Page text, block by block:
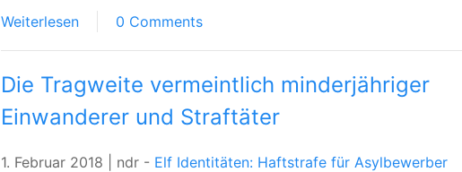
Weiterlesen 0 Comments
Die Tragweite vermeintlich minderjähriger
Einwanderer und Straftäter
1. Februar 2018 | ndr - Elf Identitäten: Haftstrafe für Asylbewerber